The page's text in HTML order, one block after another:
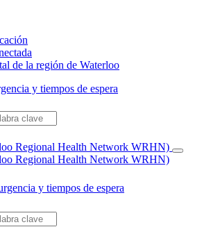
de la región de Waterloo
y tiempos de espera
y tiempos de espera